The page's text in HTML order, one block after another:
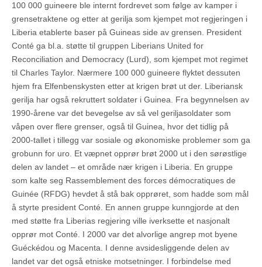
100 000 guineere ble internt fordrevet som følge av kamper i
grensetraktene og etter at gerilja som kjempet mot regjeringen i
Liberia etablerte baser på Guineas side av grensen. President
Conté ga bl.a. støtte til gruppen Liberians United for
Reconciliation and Democracy (Lurd), som kjempet mot regimet
til Charles Taylor. Nærmere 100 000 guineere flyktet dessuten
hjem fra Elfenbenskysten etter at krigen brøt ut der. Liberiansk
gerilja har også rekruttert soldater i Guinea. Fra begynnelsen av
1990-årene var det bevegelse av så vel geriljasoldater som
våpen over flere grenser, også til Guinea, hvor det tidlig på
2000-tallet i tillegg var sosiale og økonomiske problemer som ga
grobunn for uro. Et væpnet opprør brøt 2000 ut i den sørøstlige
delen av landet – et område nær krigen i Liberia. En gruppe
som kalte seg Rassemblement des forces démocratiques de
Guinée (RFDG) hevdet å stå bak opprøret, som hadde som mål
å styrte president Conté. En annen gruppe kunngjorde at den
med støtte fra Liberias regjering ville iverksette et nasjonalt
opprør mot Conté. I 2000 var det alvorlige angrep mot byene
Guéckédou og Macenta. I denne avsidesliggende delen av
landet var det også etniske motsetninger. I forbindelse med